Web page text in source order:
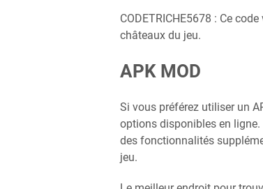
CODETRICHE5678 : Ce
châteaux du jeu.
APK MOD
Si vous préférez utiliser un
options disponibles en
des fonctionnalités
jeu.